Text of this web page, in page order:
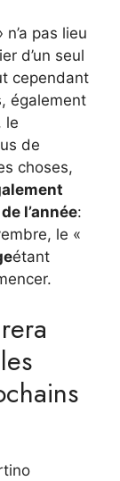
pas lieu
d’un seul
cependant
également
le
de
choses,
l’année:
le «
étant